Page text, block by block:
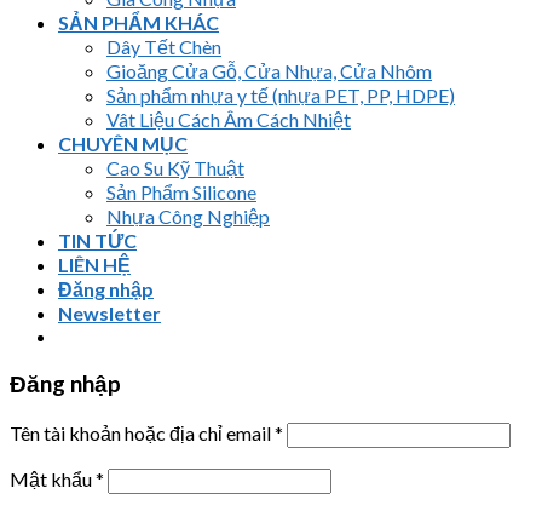
SẢN PHẨM KHÁC
Dây Tết Chèn
Gioăng Cửa Gỗ, Cửa Nhựa, Cửa Nhôm
Sản phẩm nhựa y tế (nhựa PET, PP, HDPE)
Vât Liệu Cách Âm Cách Nhiệt
CHUYÊN MỤC
Cao Su Kỹ Thuật
Sản Phẩm Silicone
Nhựa Công Nghiệp
TIN TỨC
LIÊN HỆ
Đăng nhập
Newsletter
Đăng nhập
Tên tài khoản hoặc địa chỉ email*
Mật khẩu*